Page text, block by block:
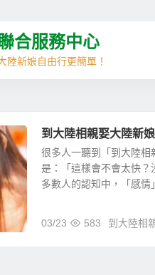
合服務中心
陸新娘自由行更簡單！
到大陸相親娶大陸新
很多人一聽到「到大陸
是：「這樣會不會太快？
多數人的認知中，「感情
03/23 583 到大陸相